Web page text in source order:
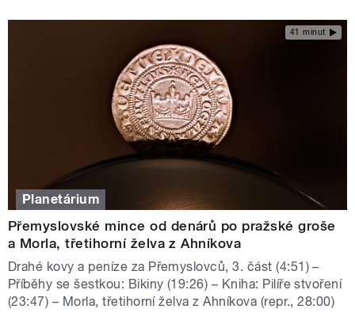
41 minut
Planetárium
Přemyslovské mince od denárů po pražské groše
a Morla, třetihorní želva z Ahníkova
Drahé kovy a peníze za Přemyslovců, 3. část (4:51) –
Příběhy se šestkou: Bikiny (19:26) – Kniha: Pilíře stvoření
(23:47) – Morla, třetihorní želva z Ahníkova (repr., 28:00)